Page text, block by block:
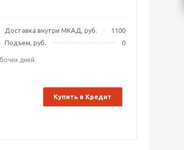
Доставка внутри МКАД, руб.
1100
Подъем, руб.
0
дней.
Купить в Кредит